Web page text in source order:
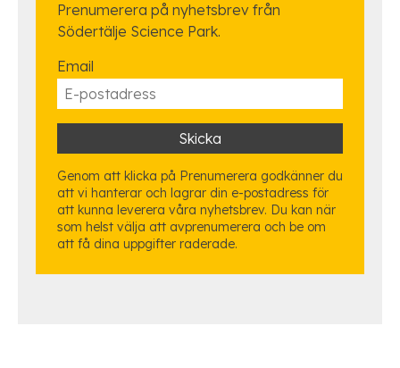
Prenumerera på nyhetsbrev från
Södertälje Science Park.
Email
Genom att klicka på Prenumerera godkänner du
att vi hanterar och lagrar din e-postadress för
att kunna leverera våra nyhetsbrev. Du kan när
som helst välja att avprenumerera och be om
att få dina uppgifter raderade.